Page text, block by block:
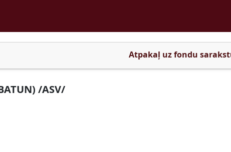
Atpakaļ uz fondu
/ASV/